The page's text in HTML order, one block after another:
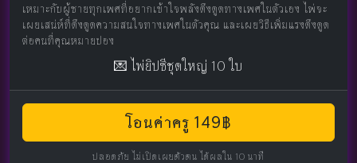
เหมาะกับผู้ชายทุกเพศที่อยากเข้าใจพลังดึงดูดทางเพศในตัวเอง ไพ่จะ
เผยเสน่ห์ที่ดึงดูดความสนใจทางเพศในตัวคุณ และเผยวิธีเพิ่มแรงดึงดูด
ต่อคนที่คุณหมายปอง
💌 ไพ่ยิปซีชุดใหญ่ 10 ใบ
โอนค่าครู 149฿
ปลอดภัย ไม่เปิดเผยตัวตน ได้ผลใน 10 นาที